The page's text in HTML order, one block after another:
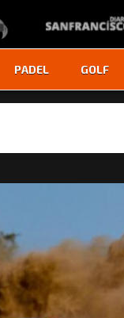
PADEL GOLF